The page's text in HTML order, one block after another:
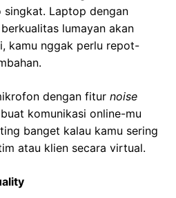
Laptop dengan
lumayan akan
kamu nggak perlu repot-
dengan fitur noise
komunikasi online-mu
banget kalau kamu sering
atau klien secara virtual.